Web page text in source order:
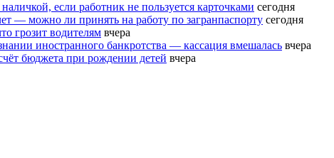
если работник не пользуется карточками сегодня
— можно ли принять на работу по загранпаспорту сегодня
грозит водителям вчера
иностранного банкротства — кассация вмешалась вчера
бюджета при рождении детей вчера